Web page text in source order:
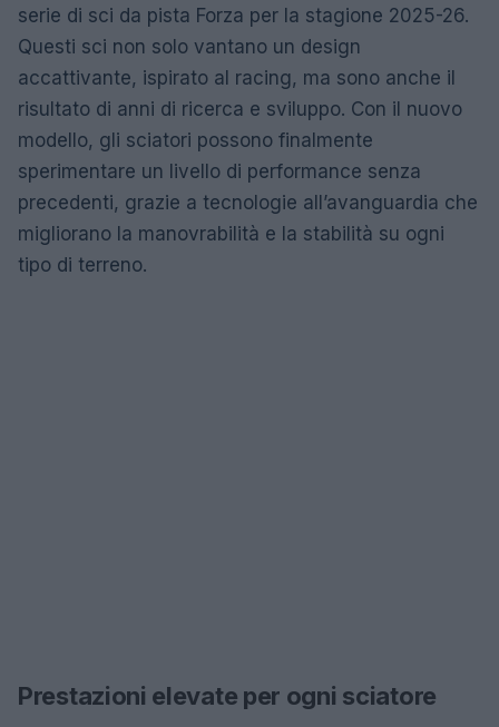
serie di sci da pista Forza per la stagione 2025-26.
Questi sci non solo vantano un design
accattivante, ispirato al racing, ma sono anche il
risultato di anni di ricerca e sviluppo. Con il nuovo
modello, gli sciatori possono finalmente
sperimentare un livello di performance senza
precedenti, grazie a tecnologie all’avanguardia che
migliorano la manovrabilità e la stabilità su ogni
tipo di terreno.
Prestazioni elevate per ogni sciatore